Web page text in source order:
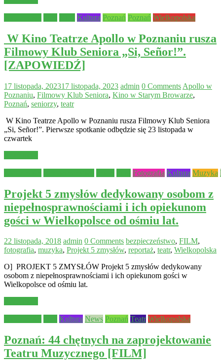
Kultura Poznań Poznań Wielkopolska
W Kino Teatrze Apollo w Poznaniu rusza
Filmowy Klub Seniora „Si, Señor!”.
[ZAPOWIEDŹ]
17 listopada, 202317 listopada, 2023 admin 0 Comments Apollo w
Poznaniu, Filmowy Klub Seniora, Kino w Starym Browarze,
Poznań, seniorzy, teatr
W Kino Teatrze Apollo w Poznaniu rusza Filmowy Klub Seniora
„Si, Señor!”. Pierwsze spotkanie odbędzie się 23 listopada w
czwartek
Fotografia Kultura Muzyka
Projekt 5 zmysłów dedykowany osobom z
niepełnosprawnościami i ich opiekunom
gości w Wielkopolsce od ośmiu lat.
22 listopada, 2018 admin 0 Comments bezpieczeństwo, FILM,
fotografia, muzyka, Projekt 5 zmysłów, reportaż, teatr, Wielkopolska
O] PROJEKT 5 ZMYSŁÓW Projekt 5 zmysłów dedykowany
osobom z niepełnosprawnościami i ich opiekunom gości w
Wielkopolsce od ośmiu lat.
Kultura News Poznań Teatr Wielkopolska
Poznań: 44 chętnych na zaprojektowanie
Teatru Muzycznego [FILM]